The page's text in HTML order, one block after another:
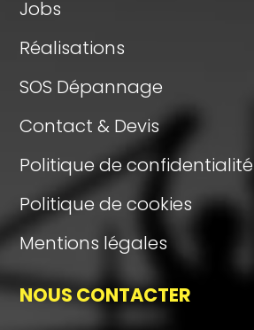
Jobs
Réalisations
SOS Dépannage
Contact & Devis
Politique de confidentialité
Politique de cookies
Mentions légales
NOUS CONTACTER